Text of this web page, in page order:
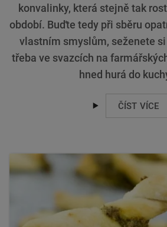
konvalinky, která stejně tak
období. Buďte tedy při sběru
vlastním smyslům, seženete
třeba ve svazcích na
hned hurá do
ČÍST VÍCE